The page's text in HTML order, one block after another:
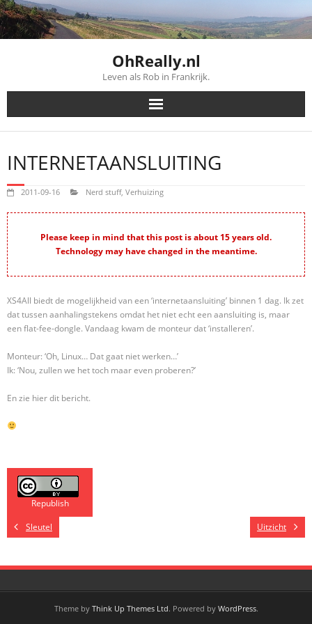
Skip
to
content
OhReally.nl
Leven als Rob in Frankrijk.
INTERNETAANSLUITING
2011-09-16 Nerd stuff, Verhuizing
Please keep in mind that this post is about 15 years old.
Technology may have changed in the meantime.
XS4All biedt de mogelijkheid van een ‘internetaansluiting’ binnen 1 dag. Ik zet
dat tussen aanhalingstekens omdat het niet echt een aansluiting is, maar
een flat-fee-dongle. Vandaag kwam de monteur dat ‘installeren’.
Monteur: ‘Oh, Linux… Dat gaat niet werken…’
Ik: ‘Nou, zullen we het toch maar even proberen?’
En zie hier dit bericht.
Republish
Sleutel
Uitzicht
Theme by Think Up Themes Ltd. Powered by WordPress.